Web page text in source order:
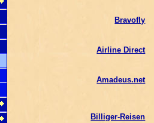
Bravofly
Airline Direct
Amadeus.net
Billiger-Reisen